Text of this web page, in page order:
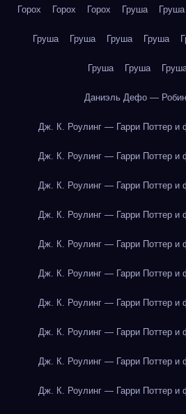
Горох Горох Горох Груша Груша
Груша Груша Груша Груша
Груша Груша
Даниэль Дефо —
Дж. К. Роулинг — Гарри Поттер и
Дж. К. Роулинг — Гарри Поттер и
Дж. К. Роулинг — Гарри Поттер и
Дж. К. Роулинг — Гарри Поттер и
Дж. К. Роулинг — Гарри Поттер и
Дж. К. Роулинг — Гарри Поттер и
Дж. К. Роулинг — Гарри Поттер и
Дж. К. Роулинг — Гарри Поттер и
Дж. К. Роулинг — Гарри Поттер и
Дж. К. Роулинг — Гарри Поттер и